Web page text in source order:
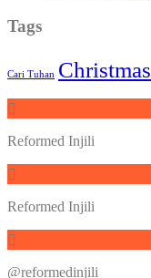
Tags
Cari Tuhan Christmas
Reformed Injili
Reformed Injili
@reformedinjili